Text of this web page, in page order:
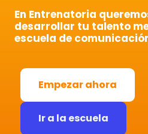
En Entrenatoria
desarrollar tu talento
escuela de
Empezar ahora
Ir a la escuela